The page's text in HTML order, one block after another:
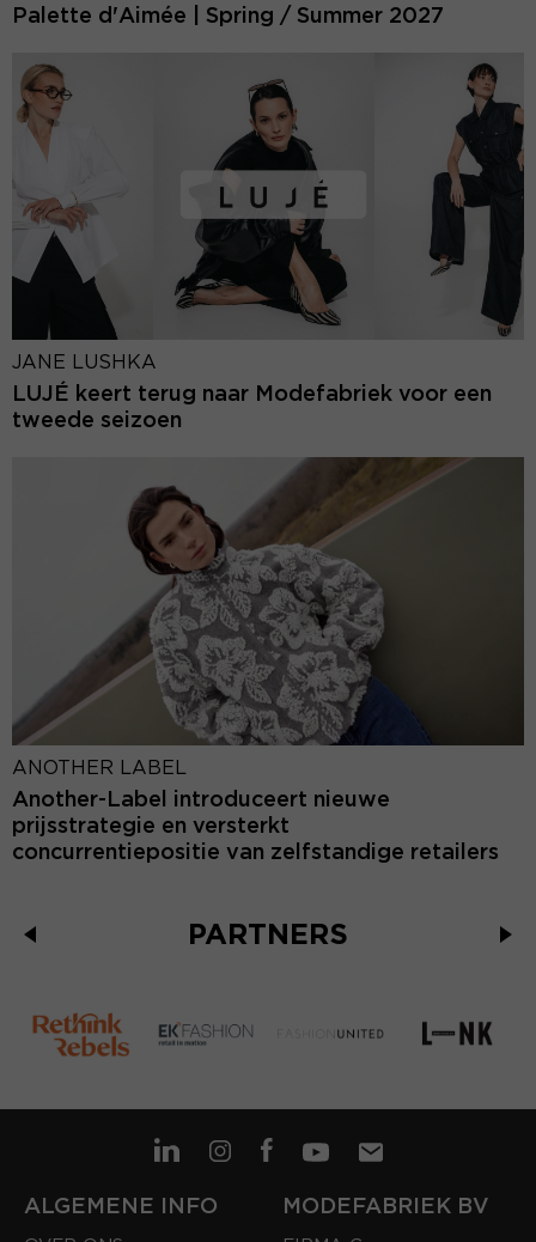
Palette d'Aimée | Spring / Summer 2027
JANE LUSHKA
LUJÉ keert terug naar Modefabriek voor een
tweede seizoen
ANOTHER LABEL
Another-Label introduceert nieuwe
prijsstrategie en versterkt
concurrentiepositie van zelfstandige retailers
PARTNERS
ALGEMENE INFO MODEFABRIEK BV